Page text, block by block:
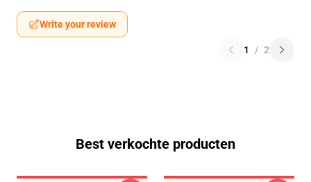
Write your review
1 / 2
Best verkochte producten